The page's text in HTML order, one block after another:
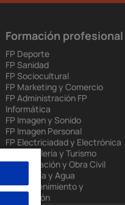
Formación profesional
FP Deporte
FP Sanidad
FP Sociocultural
FP Marketing y Comercio
FP Administración FP
Informática
FP Imagen y Sonido
FP Imagen Personal
FP Electriciadad y Electrónica
FP Hostelería y Turismo
FP Edificación y Obra Civil
FP Energía y Agua
FP Mantenimiento y
Producción